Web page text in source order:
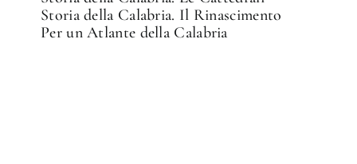
Storia della Calabria. Il Rinascimento
Per un Atlante della Calabria